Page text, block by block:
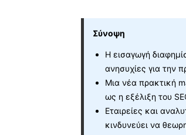
Σύνοψη
Η εισαγωγή
ανησυχίες για την
Μια νέα πρακτική
ως η εξέλιξη του
Εταιρείες και
κινδυνεύει να